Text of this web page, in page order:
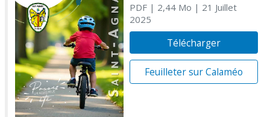
PDF| 2,44 Mo | 21 Juillet
2025
Télécharger
Feuilleter sur Calaméo